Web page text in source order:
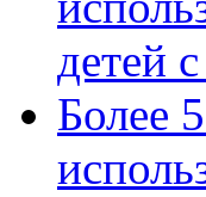
детей
Более